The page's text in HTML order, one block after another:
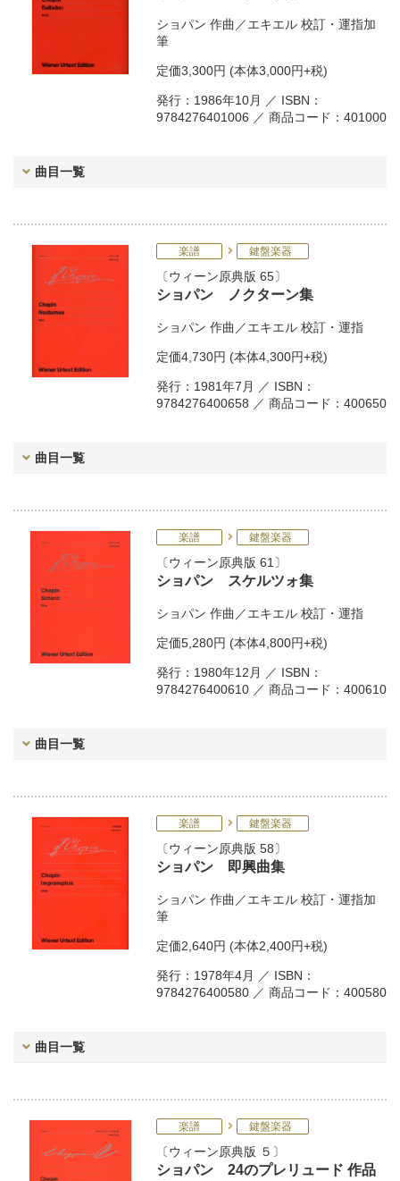
ショパン 作曲／エキエル 校訂・運指加
筆
定価3,300円 (本体3,000円+税)
発行：1986年10月 ／ ISBN：
9784276401006 ／ 商品コード：401000
曲目一覧
楽譜 鍵盤楽器
ウィーン原典版 65
ショパン ノクターン集
ショパン 作曲／エキエル 校訂・運指
定価4,730円 (本体4,300円+税)
発行：1981年7月 ／ ISBN：
9784276400658 ／ 商品コード：400650
曲目一覧
楽譜 鍵盤楽器
ウィーン原典版 61
ショパン スケルツォ集
ショパン 作曲／エキエル 校訂・運指
定価5,280円 (本体4,800円+税)
発行：1980年12月 ／ ISBN：
9784276400610 ／ 商品コード：400610
曲目一覧
楽譜 鍵盤楽器
ウィーン原典版 58
ショパン 即興曲集
ショパン 作曲／エキエル 校訂・運指加
筆
定価2,640円 (本体2,400円+税)
発行：1978年4月 ／ ISBN：
9784276400580 ／ 商品コード：400580
曲目一覧
楽譜 鍵盤楽器
ウィーン原典版 ５
ショパン 24のプレリュード 作品